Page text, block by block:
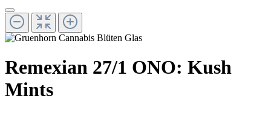
Remexian 27/1 ONO: Kush
Mints